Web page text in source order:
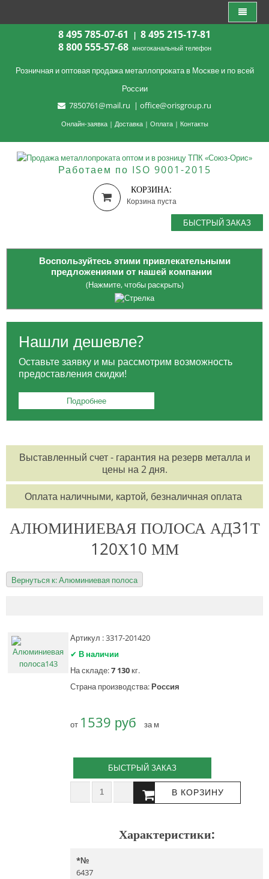
8 495 785-07-61 | 8 495 215-17-81
8 800 555-57-68 многоканальный телефон
Розничная и оптовая продажа металлопроката в Москве и по всей
России
7850761@mail.ru | office@orisgroup.ru
Онлайн-заявка| Доставка| Оплата| Контакты
Работаем по ISO 9001-2015
КОРЗИНА:
Корзина пуста
БЫСТРЫЙ ЗАКАЗ
Воспользуйтесь этими привлекательными
предложениями от нашей компании
(Нажмите, чтобы раскрыть)
Опция приобретенияЗАГОТОВОК: платите только за
Для жителей Москвы:
ТТК для заказов от 100 тысяч рублей.
выбранной вами транспортной компании.
8 495 215-17-81,
8 800 555-57-68
или по электронной почте office@orisgroup.ru
БЕСПЛАТНЫЙ ЗАЕЗДна складскую территорию для клиентов "ТПК
Союз-Орис".
Нашли дешевле?
Оставьте заявку и мы рассмотрим возможность
предоставления скидки!
Подробнее
Выставленный счет - гарантия на резерв металла и
цены на 2 дня.
Оплата наличными, картой, безналичная оплата
АЛЮМИНИЕВАЯ ПОЛОСА АД31Т
120Х10 ММ
Вернуться к: Алюминиевая полоса
Артикул : 3317-201420
✔ В наличии
На складе:7 130кг.
Страна производства:Россия
от 1539 руб за м
БЫСТРЫЙ ЗАКАЗ
Характеристики:
*№
6437